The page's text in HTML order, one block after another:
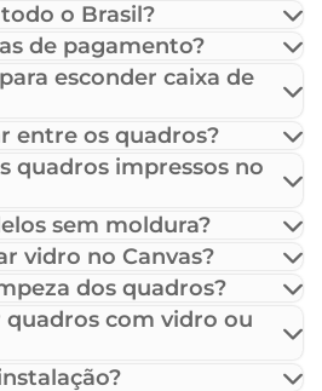
o Brasil?
de pagamento?
esconder caixa de
entre os quadros?
quadros impressos no
sem moldura?
vidro no Canvas?
dos quadros?
com vidro ou